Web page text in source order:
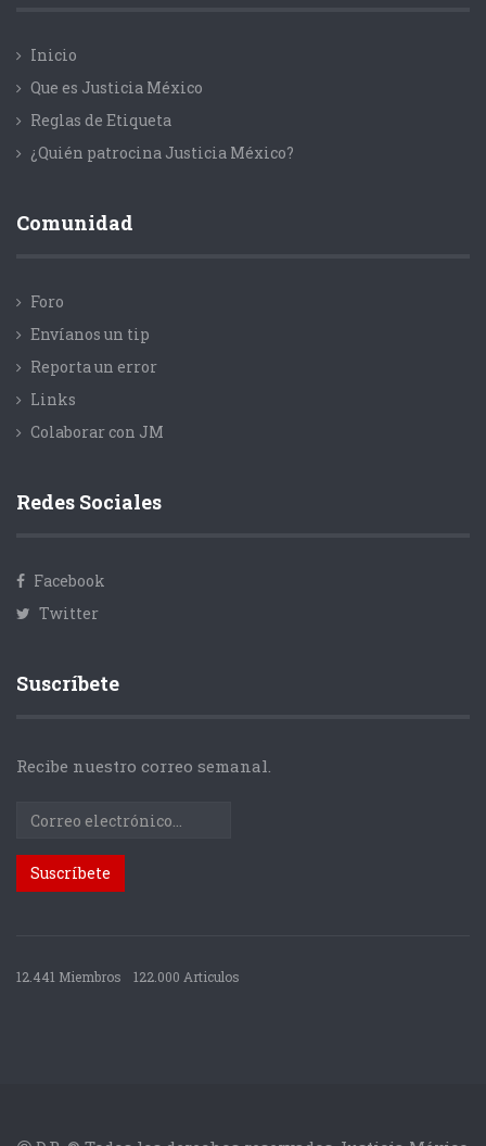
Inicio
Que es Justicia México
Reglas de Etiqueta
¿Quién patrocina Justicia México?
Comunidad
Foro
Envíanos un tip
Reporta un error
Links
Colaborar con JM
Redes Sociales
Facebook
Twitter
Suscríbete
Recibe nuestro correo semanal.
12.441 Miembros 122.000 Articulos